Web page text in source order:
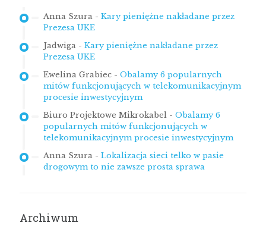
Anna Szura - Kary pieniężne nakładane przez
Prezesa UKE
Jadwiga - Kary pieniężne nakładane przez
Prezesa UKE
Ewelina Grabiec - Obalamy 6 popularnych
mitów funkcjonujących w telekomunikacyjnym
procesie inwestycyjnym
Biuro Projektowe Mikrokabel - Obalamy 6
popularnych mitów funkcjonujących w
telekomunikacyjnym procesie inwestycyjnym
Anna Szura - Lokalizacja sieci telko w pasie
drogowym to nie zawsze prosta sprawa
Archiwum